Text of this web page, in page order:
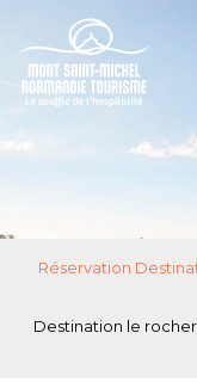
Réservation
Destination le